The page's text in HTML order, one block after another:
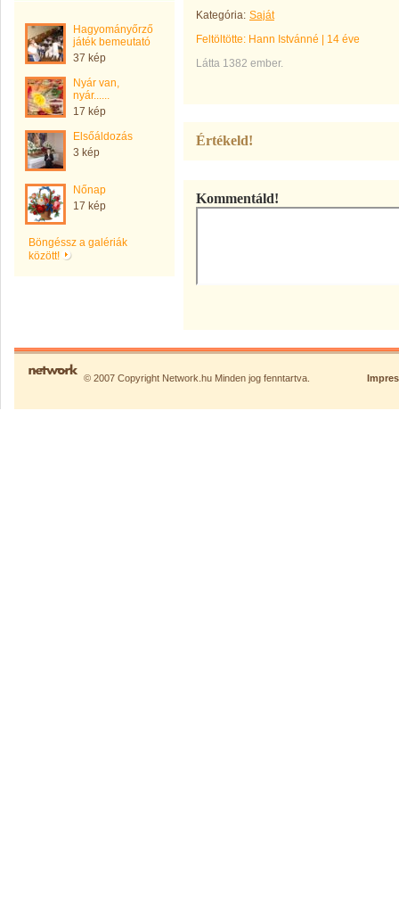
Hagyományőrző
játék bemeutató
37 kép
Nyár van,
nyár......
17 kép
Elsőáldozás
3 kép
Nőnap
17 kép
Böngéssz a galériák
között!
Kategória: Saját
Feltöltötte: Hann Istvánné
14 éve
Látta 1382 ember.
Értékeld!
Kommentáld!
© 2007 Copyright Network.hu Minden jog fenntartva.